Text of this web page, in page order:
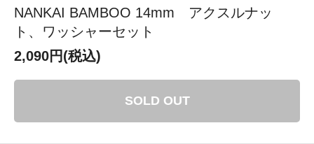
NANKAI BAMBOO 14mm アクスルナッ
ト、ワッシャーセット
2,090円(税込)
SOLD OUT